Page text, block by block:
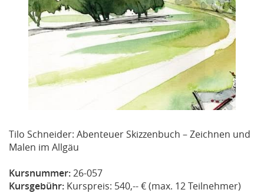
Tilo Schneider: Abenteuer Skizzenbuch – Zeichnen und
Malen im Allgäu
Kursnummer:26-057
Kursgebühr: Kurspreis: 540,-- € (max. 12 Teilnehmer)